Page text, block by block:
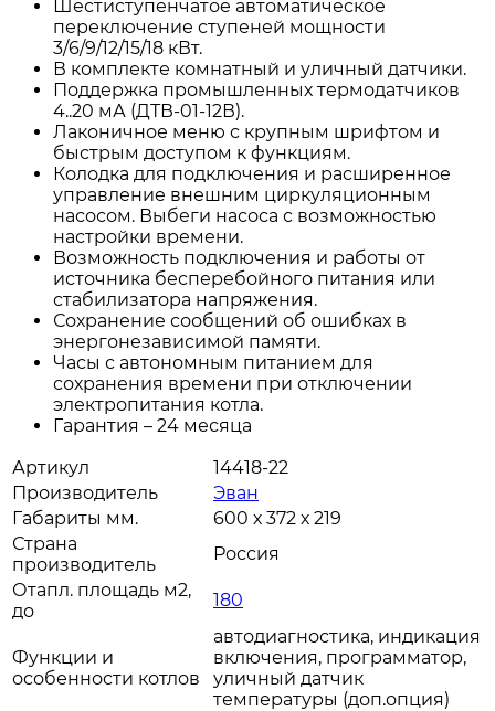
Шестиступенчатое автоматическое
переключение ступеней мощности
3/6/9/12/15/18 кВт.
В комплекте комнатный и уличный датчики.
Поддержка промышленных термодатчиков
4..20 мА (ДТВ-01-12В).
Лаконичное меню с крупным шрифтом и
быстрым доступом к функциям.
Колодка для подключения и расширенное
управление внешним циркуляционным
насосом. Выбеги насоса с возможностью
настройки времени.
Возможность подключения и работы от
источника бесперебойного питания или
стабилизатора напряжения.
Сохранение сообщений об ошибках в
энергонезависимой памяти.
Часы с автономным питанием для
сохранения времени при отключении
электропитания котла.
Гарантия – 24 месяца
Артикул
14418-22
Производитель
Эван
Габариты мм.
600 х 372 х 219
Страна
производитель
Россия
Отапл. площадь м2,
до
180
Функции и
особенности котлов
автодиагностика, индикация
включения, программатор,
уличный датчик
температуры (доп.опция)